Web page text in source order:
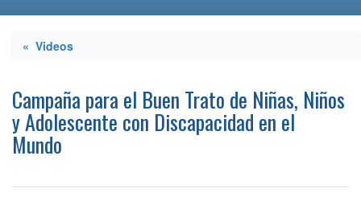
« Videos
Campaña para el Buen Trato de Niñas, Niños
y Adolescente con Discapacidad en el
Mundo